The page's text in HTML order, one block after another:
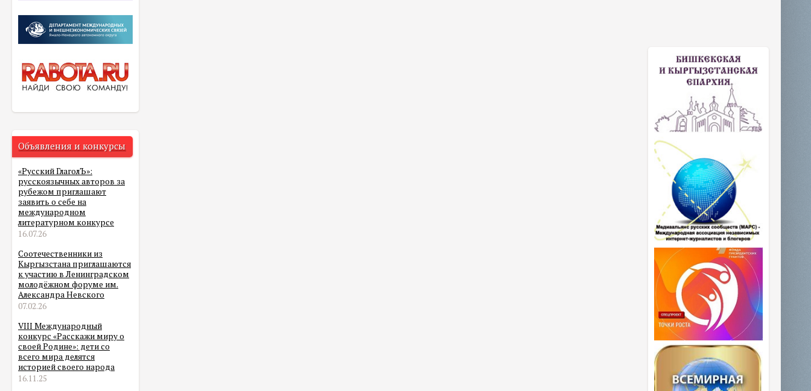
Объявления и конкурсы
«Русский ГлаголЪ»:
русскоязычных авторов за
рубежом приглашают
заявить о себе на
международном
литературном конкурсе
16.07.26
Соотечественники из
Кыргызстана приглашаются
к участию в Ленинградском
молодёжном форуме им.
Александра Невского
07.02.26
VIII Международный
конкурс «Расскажи миру о
своей Родине»: дети со
всего мира делятся
историей своего народа
16.11.25